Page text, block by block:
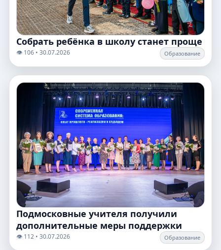
Собрать ребёнка в школу станет проще
👁️ 106 • 30.07.2026 Образование
Подмосковные учителя получили
дополнительные меры поддержки
👁️ 112 • 30.07.2026 Образование